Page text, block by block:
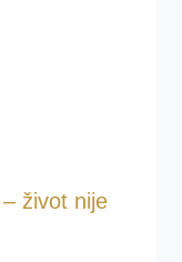
život nije